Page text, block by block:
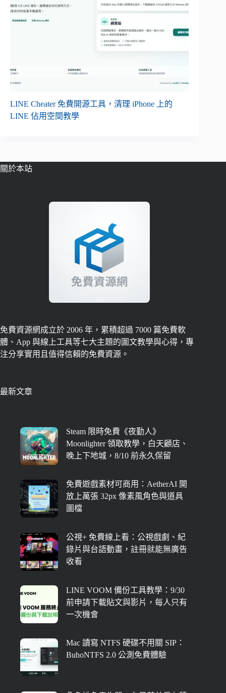
LINE Cheater 免費開源工具，清理 iPhone 上的
LINE 佔用空間教學
關於本站
免費資源網成立於 2006 年，累積超過 7000 篇免費軟
體、App 與線上工具等七大主題的圖文教學與心得，專
注分享實用且值得信賴的免費資源。
最新文章
Steam 限時免費《夜勤人》
Moonlighter 領取教學，白天顧店、
晚上下地城，8/10 前永久保留
免費遊戲素材可商用：AetherAI 開
放上萬張 32px 像素風角色與道具
圖檔
公視+ 免費線上看：公視戲劇、紀
錄片與台語動畫，註冊就能無廣告
收看
LINE VOOM 備份工具教學：9/30
前申請下載貼文與影片，每人只有
一次機會
Mac 讀寫 NTFS 硬碟不用關 SIP：
BuhoNTFS 2.0 公測免費體驗